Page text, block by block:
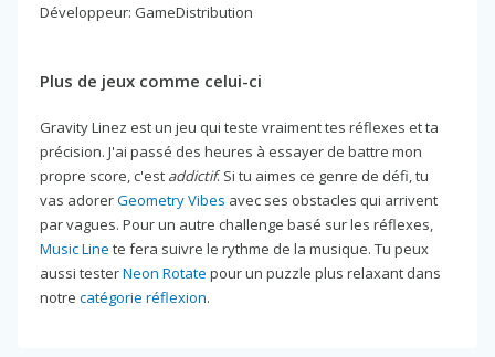
Développeur: GameDistribution
Plus de jeux comme celui-ci
Gravity Linez est un jeu qui teste vraiment tes réflexes et ta
précision. J'ai passé des heures à essayer de battre mon
propre score, c'est addictif. Si tu aimes ce genre de défi, tu
vas adorerGeometry Vibes avec ses obstacles qui arrivent
par vagues. Pour un autre challenge basé sur les réflexes,
Music Line te fera suivre le rythme de la musique. Tu peux
aussi testerNeon Rotate pour un puzzle plus relaxant dans
notre catégorie réflexion.